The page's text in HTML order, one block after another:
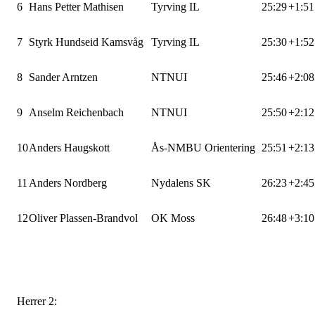
6 Hans Petter Mathisen Tyrving IL 25:29+1:51
7 Styrk Hundseid Kamsvåg Tyrving IL 25:30+1:52
8 Sander Arntzen NTNUI 25:46+2:08
9 Anselm Reichenbach NTNUI 25:50+2:12
10Anders Haugskott Ås-NMBU Orientering 25:51 +2:13
11 Anders Nordberg Nydalens SK 26:23+2:45
12Oliver Plassen-Brandvol OK Moss 26:48+3:10
Herrer 2: